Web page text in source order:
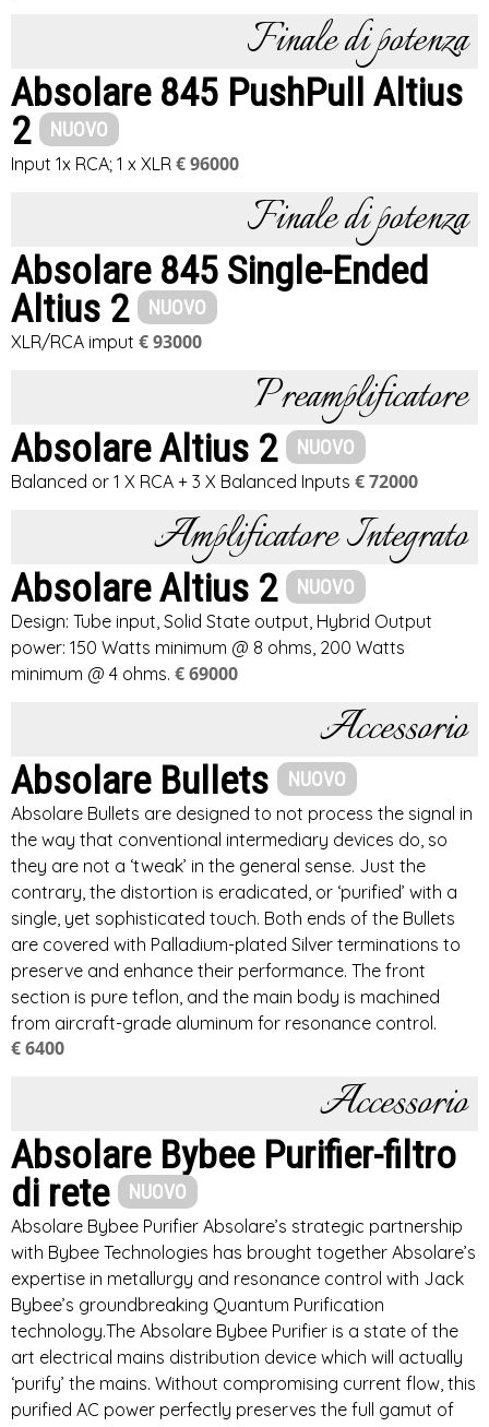
Finale di potenza
Absolare 845 PushPull Altius
2
NUOVO
Input 1x RCA; 1 x XLR € 96000
Finale di potenza
Absolare 845 Single-Ended
Altius 2
NUOVO
XLR/RCA imput € 93000
Preamplificatore
Absolare Altius 2 NUOVO
Balanced or 1 X RCA + 3 X Balanced Inputs € 72000
Amplificatore Integrato
Absolare Altius 2 NUOVO
Design: Tube input, Solid State output, Hybrid Output
power: 150 Watts minimum @ 8 ohms, 200 Watts
minimum @ 4 ohms. € 69000
Accessorio
Absolare Bullets NUOVO
Absolare Bullets are designed to not process the signal in
the way that conventional intermediary devices do, so
they are not a ‘tweak’ in the general sense. Just the
contrary, the distortion is eradicated, or ‘purified’ with a
single, yet sophisticated touch. Both ends of the Bullets
are covered with Palladium-plated Silver terminations to
preserve and enhance their performance. The front
section is pure teflon, and the main body is machined
from aircraft-grade aluminum for resonance control.
€ 6400
Accessorio
Absolare Bybee Purifier-filtro
di rete
NUOVO
Absolare Bybee Purifier Absolare’s strategic partnership
with Bybee Technologies has brought together Absolare’s
expertise in metallurgy and resonance control with Jack
Bybee’s groundbreaking Quantum Purification
technology.The Absolare Bybee Purifier is a state of the
art electrical mains distribution device which will actually
‘purify’ the mains. Without compromising current flow, this
purified AC power perfectly preserves the full gamut of